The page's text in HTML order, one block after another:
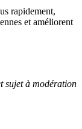
rapidement,
et améliorent
sujet à modération